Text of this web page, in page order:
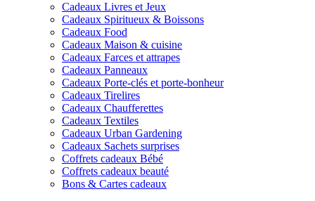
Cadeaux Livres et Jeux
Cadeaux Spiritueux & Boissons
Cadeaux Food
Cadeaux Maison & cuisine
Cadeaux Farces et attrapes
Cadeaux Panneaux
Cadeaux Porte-clés et porte-bonheur
Cadeaux Tirelires
Cadeaux Chaufferettes
Cadeaux Textiles
Cadeaux Urban Gardening
Cadeaux Sachets surprises
Coffrets cadeaux Bébé
Coffrets cadeaux beauté
Bons & Cartes cadeaux